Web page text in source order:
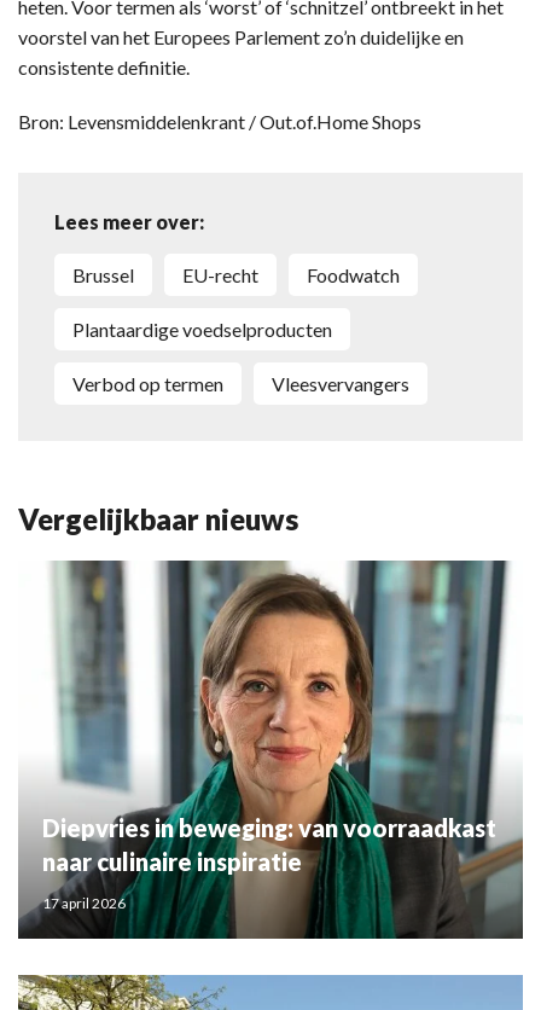
heten. Voor termen als ‘worst’ of ‘schnitzel’ ontbreekt in het
voorstel van het Europees Parlement zo’n duidelijke en
consistente definitie.
Bron: Levensmiddelenkrant / Out.of.Home Shops
Lees meer over:
Brussel EU-recht Foodwatch
plantaardige voedselproducten
Verbod op termen vleesvervangers
Vergelijkbaar nieuws
Diepvries in beweging: van voorraadkast
naar culinaire inspiratie
17 april 2026